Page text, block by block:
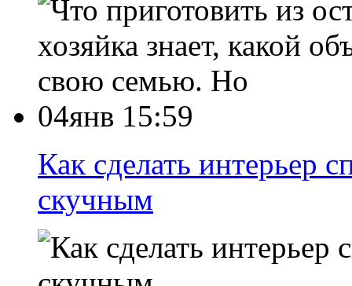
хозяйка знает, какой
свою семью. Но
04янв 15:59
Как сделать интерьер
скучным